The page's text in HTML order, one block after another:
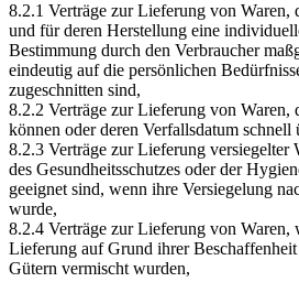
8.2.1 Verträge zur Lieferung von Waren,
und für deren Herstellung eine
Bestimmung durch den Verbraucher
eindeutig auf die persönlichen
zugeschnitten sind,
8.2.2 Verträge zur Lieferung von Waren,
können oder deren Verfallsdatum schnell
8.2.3 Verträge zur Lieferung versiegelter
des Gesundheitsschutzes oder der
geeignet sind, wenn ihre Versiegelung
wurde,
8.2.4 Verträge zur Lieferung von Waren,
Lieferung auf Grund ihrer
Gütern vermischt wurden,